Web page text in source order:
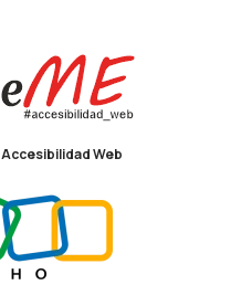
Accesibilidad Web